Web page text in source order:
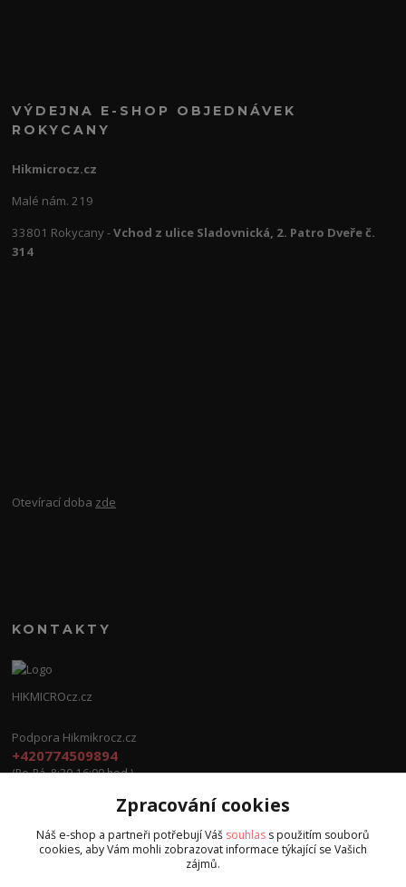
VÝDEJNA E-SHOP OBJEDNÁVEK
ROKYCANY
Hikmicrocz.cz
Malé nám. 219
33801 Rokycany -Vchod z ulice Sladovnická, 2. Patro Dveře č.
314
Otevírací doba zde
KONTAKTY
HIKMICROcz.cz
Podpora Hikmikrocz.cz
+420774509894
(Po-Pá, 8:30-16:00 hod.)
info@hikmicrocz.cz
Zpracování cookies
Náš e-shop a partneři potřebují Váš souhlas s použitím souborů
cookies, aby Vám mohli zobrazovat informace týkající se Vašich
zájmů.